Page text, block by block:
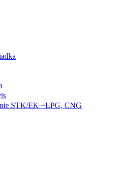
STK/EK +LPG, CNG